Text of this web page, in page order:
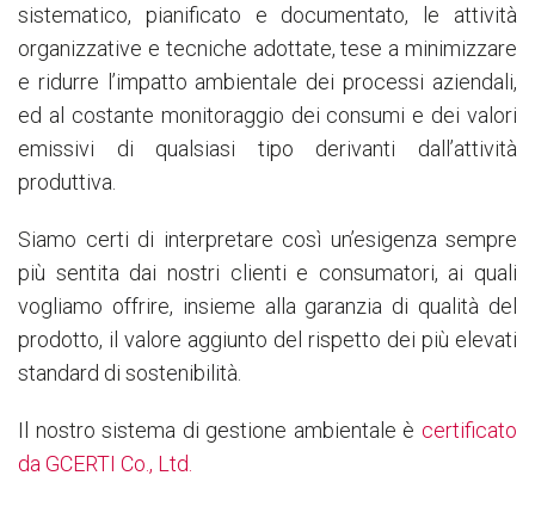
sistematico, pianificato e documentato, le attività
organizzative e tecniche adottate, tese a minimizzare
e ridurre l’impatto ambientale dei processi aziendali,
ed al costante monitoraggio dei consumi e dei valori
emissivi di qualsiasi tipo derivanti dall’attività
produttiva.
Siamo certi di interpretare così un’esigenza sempre
più sentita dai nostri clienti e consumatori, ai quali
vogliamo offrire, insieme alla garanzia di qualità del
prodotto, il valore aggiunto del rispetto dei più elevati
standard di sostenibilità.
Il nostro sistema di gestione ambientale è certificato
da GCERTI Co., Ltd.